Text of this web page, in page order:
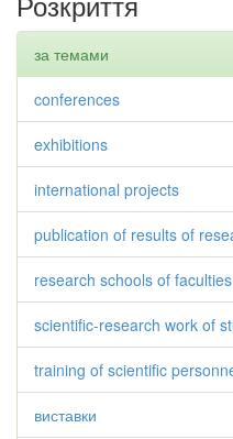
за темами
conferences
exhibitions
international projects
publication of results of
research schools of faculties
scientific-research work of
training of scientific
виставки